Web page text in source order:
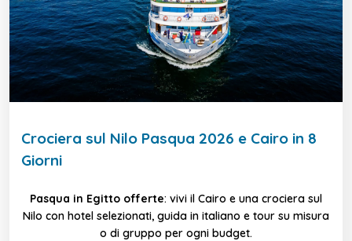
Crociera sul Nilo Pasqua 2026 e Cairo in 8
Giorni
Pasqua in Egitto offerte: vivi il Cairo e una crociera sul
Nilo con hotel selezionati, guida in italiano e tour su misura
o di gruppo per ogni budget.